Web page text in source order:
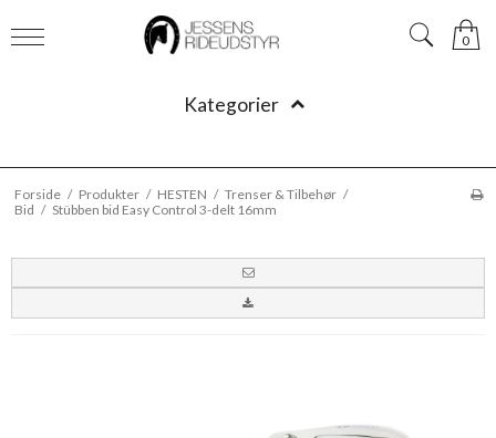
0
Kategorier
Forside / Produkter / HESTEN / Trenser & Tilbehør /
Bid / Stübben bid Easy Control 3-delt 16mm